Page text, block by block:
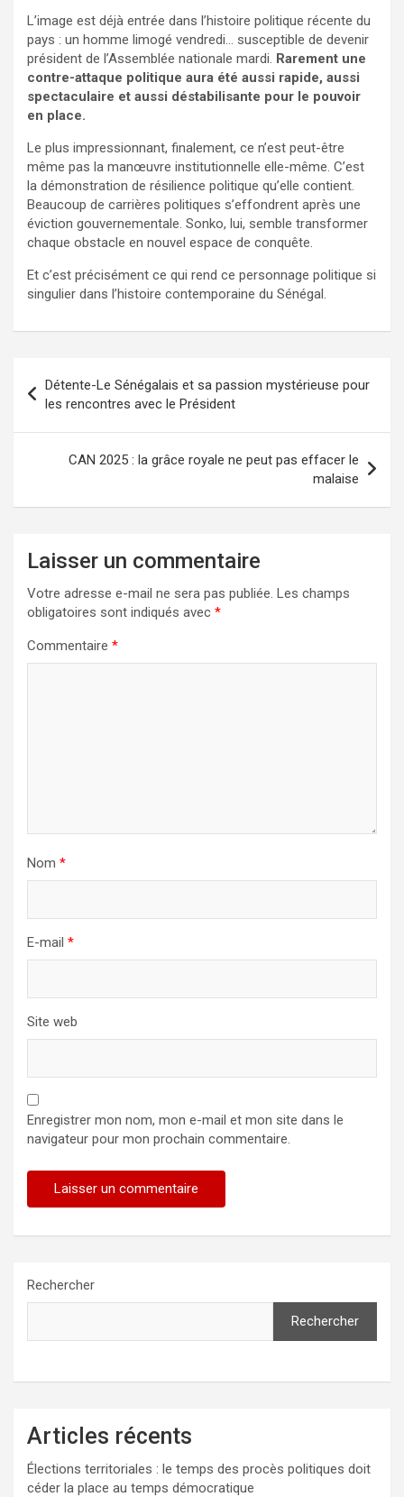
L’image est déjà entrée dans l’histoire politique récente du
pays : un homme limogé vendredi… susceptible de devenir
président de l’Assemblée nationale mardi. Rarement une
contre-attaque politique aura été aussi rapide, aussi
spectaculaire et aussi déstabilisante pour le pouvoir
en place.
Le plus impressionnant, finalement, ce n’est peut-être
même pas la manœuvre institutionnelle elle-même. C’est
la démonstration de résilience politique qu’elle contient.
Beaucoup de carrières politiques s’effondrent après une
éviction gouvernementale. Sonko, lui, semble transformer
chaque obstacle en nouvel espace de conquête.
Et c’est précisément ce qui rend ce personnage politique si
singulier dans l’histoire contemporaine du Sénégal.
de
l’article
Détente-Le Sénégalais et sa passion mystérieuse pour
les rencontres avec le Président
CAN 2025 : la grâce royale ne peut pas effacer le
malaise
Laisser un commentaire
Votre adresse e-mail ne sera pas publiée. Les champs
obligatoires sont indiqués avec *
Commentaire *
Nom *
E-mail *
Site web
Enregistrer mon nom, mon e-mail et mon site dans le
navigateur pour mon prochain commentaire.
Rechercher
Rechercher
Articles récents
Élections territoriales : le temps des procès politiques doit
céder la place au temps démocratique